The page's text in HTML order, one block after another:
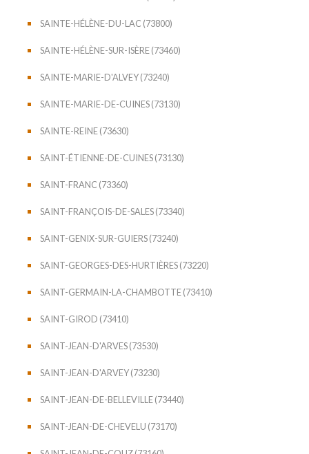
SAINTE-HÉLÈNE-DU-LAC (73800)
SAINTE-HÉLÈNE-SUR-ISÈRE (73460)
SAINTE-MARIE-D'ALVEY (73240)
SAINTE-MARIE-DE-CUINES (73130)
SAINTE-REINE (73630)
SAINT-ÉTIENNE-DE-CUINES (73130)
SAINT-FRANC (73360)
SAINT-FRANÇOIS-DE-SALES (73340)
SAINT-GENIX-SUR-GUIERS (73240)
SAINT-GEORGES-DES-HURTIÈRES (73220)
SAINT-GERMAIN-LA-CHAMBOTTE (73410)
SAINT-GIROD (73410)
SAINT-JEAN-D'ARVES (73530)
SAINT-JEAN-D'ARVEY (73230)
SAINT-JEAN-DE-BELLEVILLE (73440)
SAINT-JEAN-DE-CHEVELU (73170)